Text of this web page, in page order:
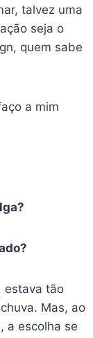
talvez uma
seja o
quem sabe
a mim
estava tão
Mas, ao
a escolha se